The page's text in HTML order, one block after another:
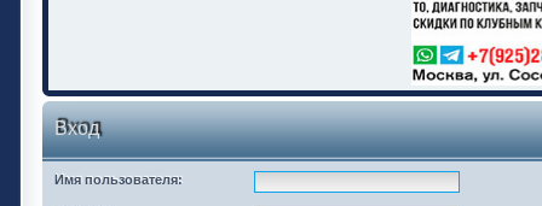
Вход
Имя пользователя: